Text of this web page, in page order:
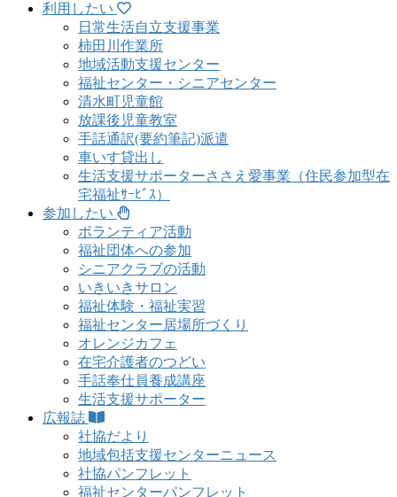
利用したい
日常生活自立支援事業
柿田川作業所
地域活動支援センター
福祉センター・シニアセンター
清水町児童館
放課後児童教室
手話通訳(要約筆記)派遣
車いす貸出し
生活支援サポーターささえ愛事業（住民参加型在
宅福祉ｻｰﾋﾞｽ）
参加したい
ボランティア活動
福祉団体への参加
シニアクラブの活動
いきいきサロン
福祉体験・福祉実習
福祉センター居場所づくり
オレンジカフェ
在宅介護者のつどい
手話奉仕員養成講座
生活支援サポーター
広報誌
社協だより
地域包括支援センターニュース
社協パンフレット
福祉センターパンフレット